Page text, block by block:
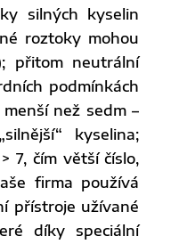
silných kyselin
roztoky mohou
přitom neutrální
podmínkách
než sedm –
kyselina;
7, čím větší číslo,
firma používá
přístroje užívané
díky speciální